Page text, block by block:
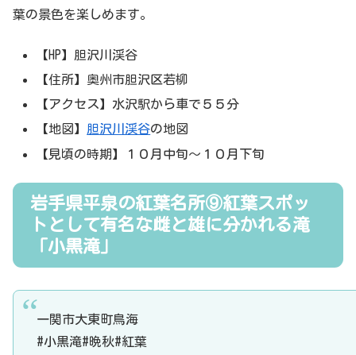
葉の景色を楽しめます。
【HP】胆沢川渓谷
【住所】奥州市胆沢区若柳
【アクセス】水沢駅から車で５５分
【地図】 胆沢川渓谷の地図
【見頃の時期】１０月中旬～１０月下旬
岩手県平泉の紅葉名所⑨紅葉スポッ
トとして有名な雌と雄に分かれる滝
「小黒滝」
一関市大東町鳥海
#小黒滝#晩秋#紅葉